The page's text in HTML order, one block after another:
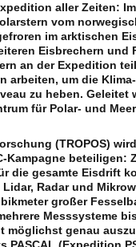
aller Zeiten:
vom
im arktischen
Eisbrechern und
an der Expedition
arbeiten, um die
zu heben. Geleitet
für Polar- und
(TROPOS)
Kampagne beteiligen:
die gesamte Eisdrift
Radar und
großer
Messsysteme
möglichst genau